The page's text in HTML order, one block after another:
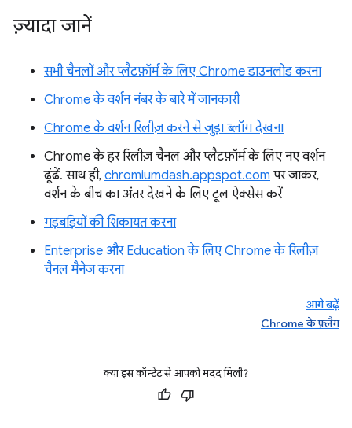
ज़्यादा जानें
सभी चैनलों और प्लैटफ़ॉर्म के लिए Chrome डाउनलोड करना
Chrome के वर्शन नंबर के बारे में जानकारी
Chrome के वर्शन रिलीज़ करने से जुड़ा ब्लॉग देखना
Chrome के हर रिलीज़ चैनल और प्लैटफ़ॉर्म के लिए नए वर्शन
ढूंढें. साथ ही, chromiumdash.appspot.com पर जाकर,
वर्शन के बीच का अंतर देखने के लिए टूल ऐक्सेस करें
गड़बड़ियों की शिकायत करना
Enterprise और Education के लिए Chrome के रिलीज़
चैनल मैनेज करना
आगे बढ़ें
Chrome के फ़्लैग
क्या इस कॉन्टेंट से आपको मदद मिली?